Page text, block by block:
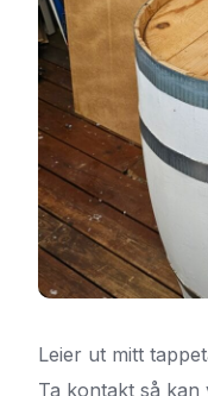
Leier ut mitt
Ta kontakt så